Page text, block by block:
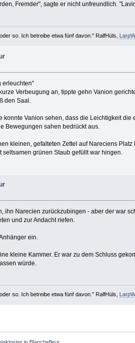
Fremder", sagte er nicht unfreundlich.
so. Ich betreibe etwa fünf davon." RalfHüls,
erleuchten"
Verbeugung an, tippte gehn Vanion
den Saal.
Vanion sehen, dass die Leichtigkeit
Bewegungen sahen bedrückt aus.
kleinen, gefalteten Zettel auf Nareciens
grünen Staub gefüllt war hingen.
ihn Narecien zurückzubingen - aber der war
und zur Andacht riefen.
ein.
kleine Kammer. Er war zu dem Schluss
würde.
so. Ich betreibe etwa fünf davon." RalfHüls,